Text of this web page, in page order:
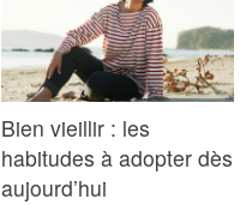
Bien vieillir : les
habitudes à adopter dès
aujourd’hui